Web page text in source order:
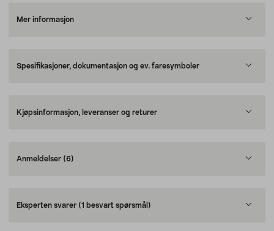
Mer informasjon
Spesifikasjoner, dokumentasjon og ev. faresymboler
Kjøpsinformasjon, leveranser og returer
Anmeldelser (6)
Eksperten svarer (1 besvart spørsmål)